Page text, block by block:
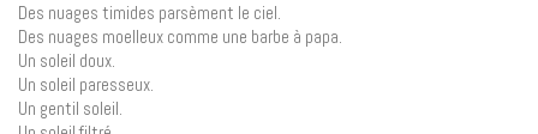
Des nuages timides parsèment le ciel.
Des nuages moelleux comme une barbe à papa.
Un soleil doux.
Un soleil paresseux.
Un gentil soleil.